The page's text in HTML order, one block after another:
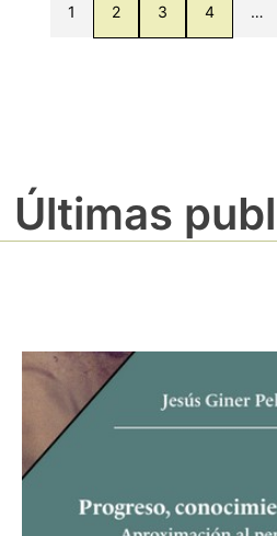
1 2 3 4 …
Últimas